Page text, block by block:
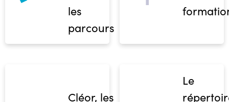
les
parcours
Cléor, les
Le